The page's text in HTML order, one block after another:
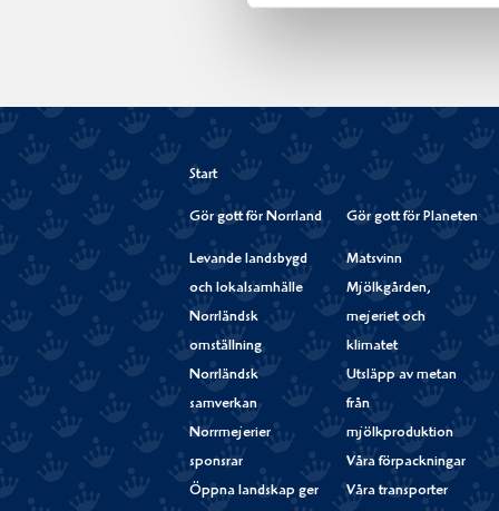
Start
Gör gott för Norrland
Levande landsbygd
och lokalsamhälle
Norrländsk
omställning
Norrländsk
samverkan
Norrmejerier
sponsrar
Öppna landskap ger
Gör gott för Planeten
Matsvinn
Mjölkgården,
mejeriet och
klimatet
Utsläpp av metan
från
mjölkproduktion
Våra förpackningar
Våra transporter